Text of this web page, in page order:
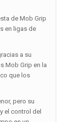
de Mob Grip
en ligas de
a su
Mob Grip en la
que los
pero su
el control del